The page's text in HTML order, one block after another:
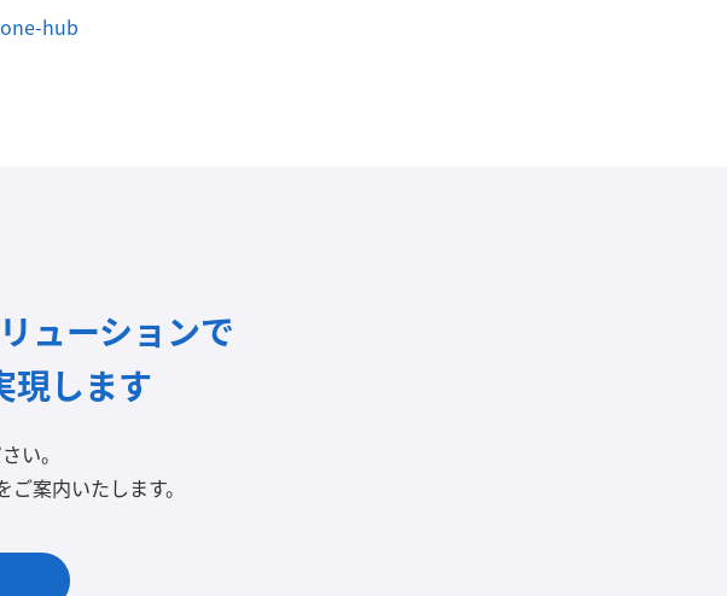
hub
ューションで
現します
い。
案内いたします。